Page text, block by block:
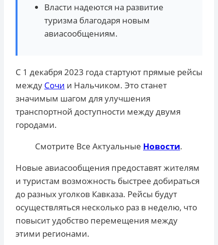
Власти надеются на развитие
туризма благодаря новым
авиасообщениям.
С 1 декабря 2023 года стартуют прямые рейсы
между Сочи и Нальчиком. Это станет
значимым шагом для улучшения
транспортной доступности между двумя
городами.
Смотрите Все Актуальные Новости.
Новые авиасообщения предоставят жителям
и туристам возможность быстрее добираться
до разных уголков Кавказа. Рейсы будут
осуществляться несколько раз в неделю, что
повысит удобство перемещения между
этими регионами.